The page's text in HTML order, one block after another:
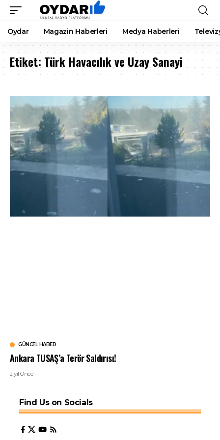
Oydar Magazin Haberleri Medya Haberleri
Etiket: Türk Havacılık ve Uzay Sanayi
GÜNCEL HABER
Ankara TUSAŞ’a Terör Saldırısı!
2 yıl Önce
Find Us on Socials